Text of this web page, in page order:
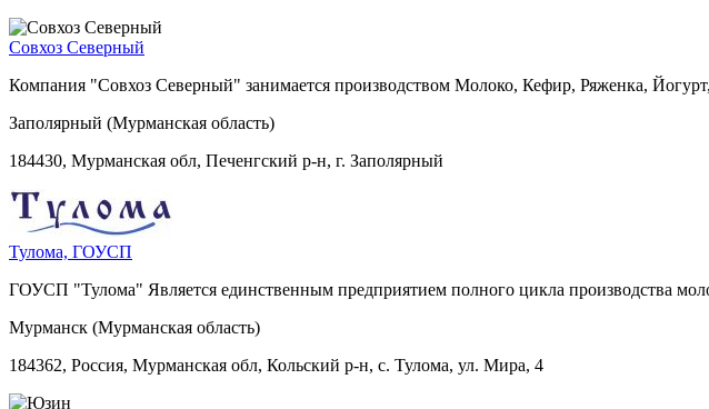
Совхоз Северный
Компания "Совхоз Северный" занимается производством Молоко, Кефир, Ряженка,
Заполярный (Мурманская область)
184430, Мурманская обл, Печенгский р-н, г. Заполярный
Тулома, ГОУСП
ГОУСП "Тулома" Является единственным предприятием полного цикла производства
Мурманск (Мурманская область)
184362, Россия, Мурманская обл, Кольский р-н, с. Тулома, ул. Мира, 4